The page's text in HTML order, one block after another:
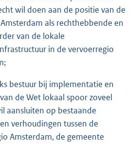
wil doen aan de positie van de
als rechthebbende en
van de lokale
in de vervoerregio
bestuur bij implementatie en
de Wet lokaal spoor zoveel
aansluiten op bestaande
verhoudingen tussen de
Amsterdam, de gemeente